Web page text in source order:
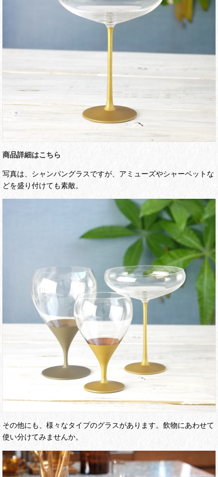
商品詳細はこちら
写真は、シャンパングラスですが、アミューズやシャーベットな
どを盛り付けても素敵。
その他にも、様々なタイプのグラスがあります。飲物にあわせて
使い分けてみませんか。